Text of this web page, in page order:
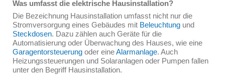
Was umfasst die elektrische Hausinstallation?
Die Bezeichnung Hausinstallation umfasst nicht nur die
Stromversorgung eines Gebäudes mit Beleuchtung und
Steckdosen. Dazu zählen auch Geräte für die
Automatisierung oder Überwachung des Hauses, wie eine
Garagentorsteuerung oder eineAlarmanlage. Auch
Heizungssteuerungen und Solaranlagen oder Pumpen fallen
unter den Begriff Hausinstallation.